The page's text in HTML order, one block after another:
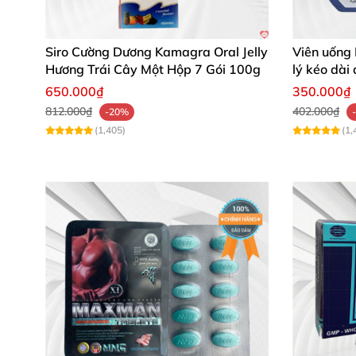
Tác dụngcủa Siloflam 100
- Giúp nam giới kiểm soát khả năng cương
Giúp nam giới đạt cực khoái , kiểu soát
Siro Cường Dương Kamagra Oral Jelly
Hương Trái Cây Một Hộp 7 Gói 100g
650.000₫
812.000₫
-20%
(1,405)
Viên uống
lý kéo dài
350.000₫
402.000₫